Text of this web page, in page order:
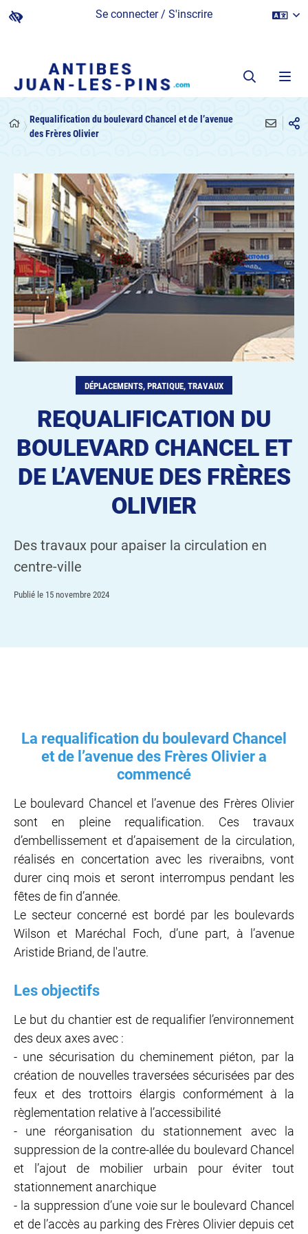
Se connecter / S'inscrire
Requalification du boulevard Chancel et de l’avenue
des Frères Olivier
DÉPLACEMENTS, PRATIQUE, TRAVAUX
REQUALIFICATION DU
BOULEVARD CHANCEL ET
DE L’AVENUE DES FRÈRES
OLIVIER
Des travaux pour apaiser la circulation en
centre-ville
Publié le 15 novembre 2024
La requalification du boulevard Chancel
et de l’avenue des Frères Olivier a
commencé
Le boulevard Chancel et l’avenue des Frères Olivier
sont en pleine requalification. Ces travaux
d’embellissement et d’apaisement de la circulation,
réalisés en concertation avec les riveraibns, vont
durer cinq mois et seront interrompus pendant les
fêtes de fin d’année.
Le secteur concerné est bordé par les boulevards
Wilson et Maréchal Foch, d’une part, à l’avenue
Aristide Briand, de l'autre.
Les objectifs
Le but du chantier est de requalifier l’environnement
des deux axes avec :
- une sécurisation du cheminement piéton, par la
création de nouvelles traversées sécurisées par des
feux et des trottoirs élargis conformément à la
règlementation relative à l’accessibilité
- une réorganisation du stationnement avec la
suppression de la contre-allée du boulevard Chancel
et l’ajout de mobilier urbain pour éviter tout
stationnement anarchique
- la suppression d’une voie sur le boulevard Chancel
et de l’accès au parking des Frères Olivier depuis cet